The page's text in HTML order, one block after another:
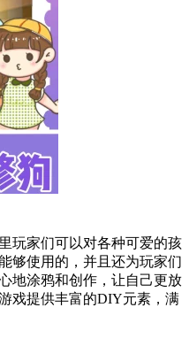
玩家们可以对各种可爱的孩
够使用的，并且还为玩家们
地涂鸦和创作，让自己更放
戏提供丰富的DIY元素，满